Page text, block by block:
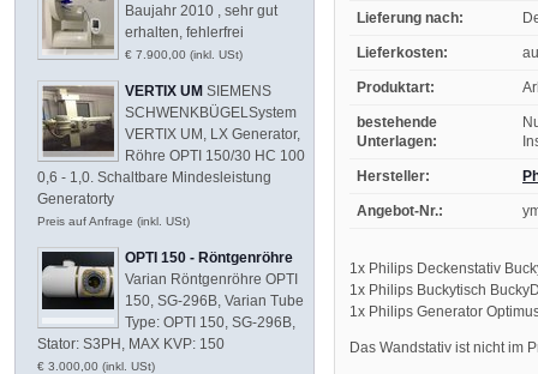
Lieferung nach:
Lieferkosten:
Produktart:
bestehende
Unterlagen:
Hersteller:
Angebot-Nr.:
1x Philips Deckenstativ
1x Philips Buckytisch
1x Philips Generator
Das Wandstativ ist nicht im
Baujahr 2010 , sehr gut
erhalten, fehlerfrei
€ 7.900,00 (inkl. USt)
VERTIX UM SIEMENS
SCHWENKBÜGELSystem
VERTIX UM, LX Generator,
Röhre OPTI 150/30 HC 100
0,6 - 1,0. Schaltbare Mindesleistung
Generatorty
Preis auf Anfrage (inkl. USt)
OPTI 150 - Röntgenröhre
Varian Röntgenröhre OPTI
150, SG-296B, Varian Tube
Type: OPTI 150, SG-296B,
Stator: S3PH, MAX KVP: 150
€ 3.000,00 (inkl. USt)